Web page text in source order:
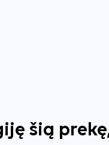
šią